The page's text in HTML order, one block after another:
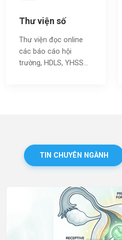
Thư viện số
Thư viện đọc online
các báo cáo hội
trường, HDLS, YHSS…
TIN CHUYÊN NGÀNH